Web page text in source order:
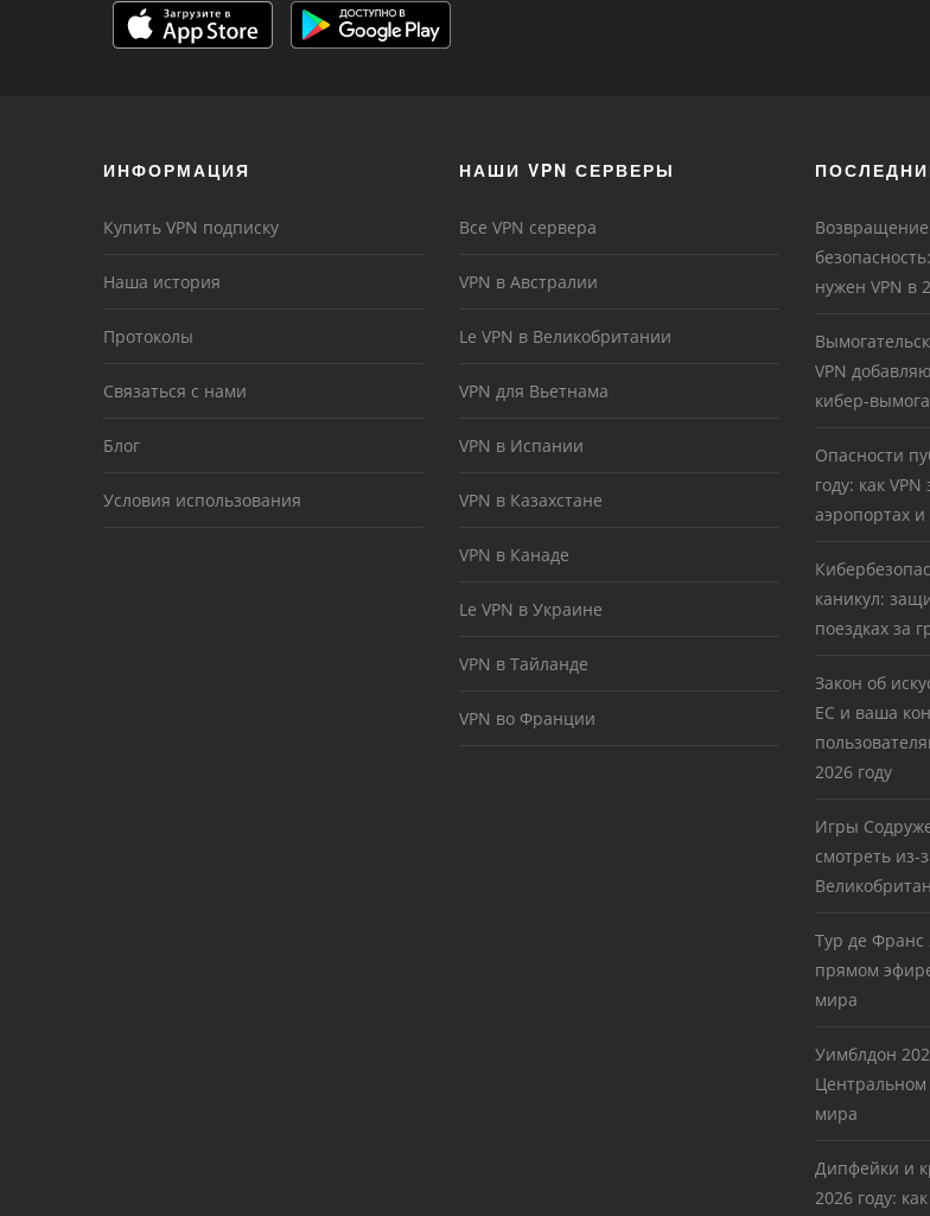
ИНФОРМАЦИЯ
Купить VPN подписку
Наша история
Протоколы
Связаться с нами
Блог
Условия использования
НАШИ VPN СЕРВЕРЫ
Все VPN сервера
VPN в Австралии
Le VPN в Великобритании
VPN для Вьетнама
VPN в Испании
VPN в Казахстане
VPN в Канаде
Le VPN в Украине
VPN в Тайланде
VPN во Франции
нужен VPN в
VPN
кибер-
Опасности
году: как
аэропортах и
каникул:
поездках за
Закон об
ЕС и ваша
2026 году
Игры
смотреть из-
Тур де Франс
прямом
мира
Уимблдон
мира
Дипфейки и
2026 году: